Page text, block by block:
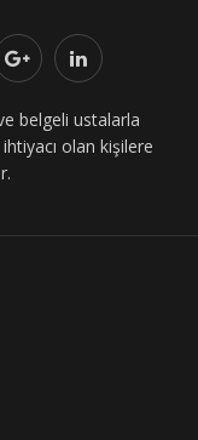
belgeli ustalarla
olan kişilere